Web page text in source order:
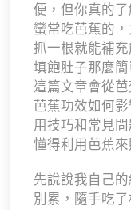
便，但你真的
蠻常吃芭蕉的
抓一根就能補
填飽肚子那麼
這篇文章會從
芭蕉功效如何
用技巧和常見
懂得利用芭蕉來
先說說我自己
別累，隨手吃